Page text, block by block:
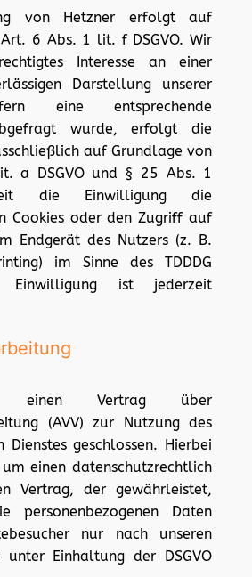
von Hetzner erfolgt auf
6 Abs. 1 lit. f DSGVO. Wir
Interesse an einer
Darstellung unserer
eine entsprechende
wurde, erfolgt die
auf Grundlage von
a DSGVO und § 25 Abs. 1
die Einwilligung die
Cookies oder den Zugriff auf
Endgerät des Nutzers (z. B.
im Sinne des TDDDG
Einwilligung ist jederzeit
einen Vertrag über
(AVV) zur Nutzung des
Dienstes geschlossen. Hierbei
einen datenschutzrechtlich
Vertrag, der gewährleistet,
personenbezogenen Daten
nur nach unseren
unter Einhaltung der DSGVO